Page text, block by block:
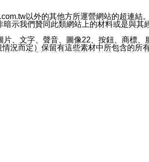
將不會接收到來自任何企業官方帳號或
以外的其他方所運營網站的超連
示我們贊同此類網站上的材料或是與其
、文字、聲音、圖像22、按鈕、商標
況而定）保留有這些素材中所包含的